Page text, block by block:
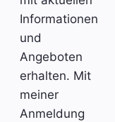
Informationen
und
Angeboten
erhalten. Mit
meiner
Anmeldung